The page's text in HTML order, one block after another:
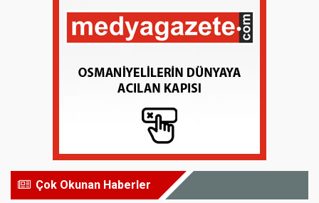
Çok Okunan Haberler